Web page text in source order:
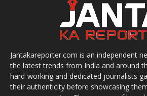
Jantakareporter.com is an independent
the latest trends from India and around
hard-working and dedicated journalists
their authenticity before showcasing